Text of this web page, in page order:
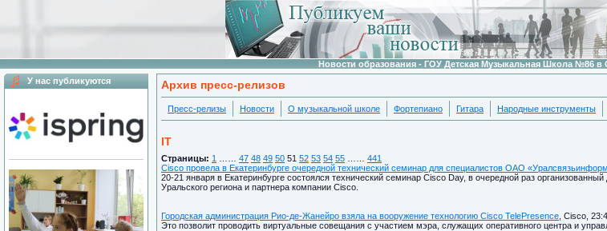
Новости образования - ГОУ Детская Музыкальная Школа №86 в
У нас публикуются
Архив пресс-релизов
Пресс-релизы Новости О музыкальной школе Фортепиано Гитара Народные инструменты
IT
Страницы: 1 47 48 49 50 51 52 53 54 55 441
Cisco провела в Екатеринбурге очередной технический семинар для специалистов ОАО
20-21 января в Екатеринбурге состоялся технический семинар Cisco Day, в очередной раз
Уральского региона и партнера компании Cisco.
Городская администрация Рио-де-Жанейро взяла на вооружение технологию Cisco TelePresence , Cisco,
Это позволит проводить виртуальные совещания с участием мэра, служащих оперативного центра и